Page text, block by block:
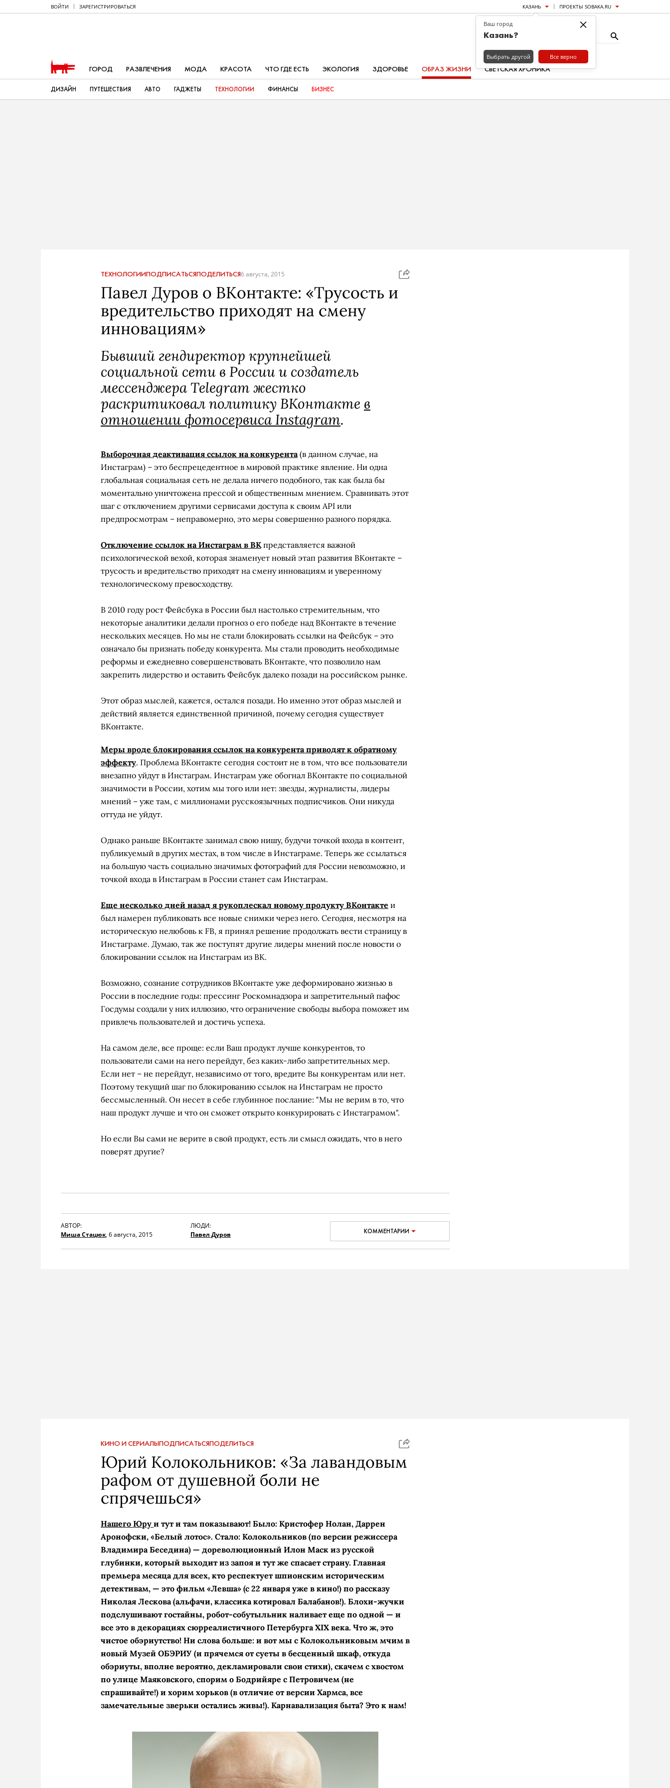
ВОЙТИ ЗАРЕГИСТРИРОВАТЬСЯ КАЗАНЬ ПРОЕКТЫ SOBAKA.RU
ГОРОД РАЗВЛЕЧЕНИЯ МОДА КРАСОТА ЧТО ГДЕ ЕСТЬ ЭКОЛОГИЯ ЗДОРОВЬЕ ОБРАЗ ЖИЗНИ СВЕТСКАЯ ХРОНИКА
ДИЗАЙН ПУТЕШЕСТВИЯ АВТО ГАДЖЕТЫ ТЕХНОЛОГИИ ФИНАНСЫ БИЗНЕС
ТЕХНОЛОГИИПОДПИСАТЬСЯПОДЕЛИТЬСЯ6 августа, 2015
Павел Дуров о ВКонтакте: «Трусость и
вредительство приходят на смену
инновациям»
Бывший гендиректор крупнейшей
социальной сети в России и создатель
мессенджера Telegram жестко
раскритиковал политику ВКонтакте в
отношении фотосервиса Instagram.
Выборочная деактивация ссылок на конкурента(в данном случае, на
Инстаграм) – это беспрецедентное в мировой практике явление. Ни одна
глобальная социальная сеть не делала ничего подобного, так как была бы
моментально уничтожена прессой и общественным мнением. Сравнивать этот
шаг с отключением другими сервисами доступа к своим API или
предпросмотрам – неправомерно, это меры совершенно разного порядка.
Отключение ссылок на Инстаграм в ВКпредставляется важной
психологической вехой, которая знаменует новый этап развития ВКонтакте –
трусость и вредительство приходят на смену инновациям и уверенному
технологическому превосходству.
В 2010 году рост Фейсбука в России был настолько стремительным, что
некоторые аналитики делали прогноз о его победе над ВКонтакте в течение
нескольких месяцев. Но мы не стали блокировать ссылки на Фейсбук – это
означало бы признать победу конкурента. Мы стали проводить необходимые
реформы и ежедневно совершенствовать ВКонтакте, что позволило нам
закрепить лидерство и оставить Фейсбук далеко позади на российском рынке.
Этот образ мыслей, кажется, остался позади. Но именно этот образ мыслей и
действий является единственной причиной, почему сегодня существует
ВКонтакте.
Меры вроде блокирования ссылок на конкурента приводят к обратному
эффекту. Проблема ВКонтакте сегодня состоит не в том, что все пользователи
внезапно уйдут в Инстаграм. Инстаграм уже обогнал ВКонтакте по социальной
значимости в России, хотим мы того или нет: звезды, журналисты, лидеры
мнений – уже там, с миллионами русскоязычных подписчиков. Они никуда
оттуда не уйдут.
Однако раньше ВКонтакте занимал свою нишу, будучи точкой входа в контент,
публикуемый в других местах, в том числе в Инстаграме. Теперь же ссылаться
на большую часть социально значимых фотографий для России невозможно, и
точкой входа в Инстаграм в России станет сам Инстаграм.
Еще несколько дней назад я рукоплескал новому продукту ВКонтакте и
был намерен публиковать все новые снимки через него. Сегодня, несмотря на
историческую нелюбовь к FB, я принял решение продолжать вести страницу в
Инстаграме. Думаю, так же поступят другие лидеры мнений после новости о
блокировании ссылок на Инстаграм из ВК.
Возможно, сознание сотрудников ВКонтакте уже деформировано жизнью в
России в последние годы: прессинг Роскомнадзора и запретительный пафос
Госдумы создали у них иллюзию, что ограничение свободы выбора поможет им
привлечь пользователей и достичь успеха.
На самом деле, все проще: если Ваш продукт лучше конкурентов, то
пользователи сами на него перейдут, без каких-либо запретительных мер.
Если нет – не перейдут, независимо от того, вредите Вы конкурентам или нет.
Поэтому текущий шаг по блокированию ссылок на Инстаграм не просто
бессмысленный. Он несет в себе глубинное послание: "Мы не верим в то, что
наш продукт лучше и что он сможет открыто конкурировать с Инстаграмом".
Но если Вы сами не верите в свой продукт, есть ли смысл ожидать, что в него
поверят другие?
АВТОР:
Миша Стацюк, 6 августа, 2015
ЛЮДИ:
Павел Дуров
КОММЕНТАРИИ
КИНО И СЕРИАЛЫПОДПИСАТЬСЯПОДЕЛИТЬСЯ
Юрий Колокольников: «За лавандовым
рафом от душевной боли не
спрячешься»
Нашего Юру и тут и там показывают! Было: Кристофер Нолан, Даррен
Аронофски, «Белый лотос». Стало: Колокольников (по версии режиссера
Владимира Беседина) — дореволюционный Илон Маск из русской
глубинки, который выходит из запоя и тут же спасает страну. Главная
премьера месяца для всех, кто респектует шпионским историческим
детективам, — это фильм «Левша» (с 22 января уже в кино!) по рассказу
Николая Лескова (альфачи, классика котировал Балабанов!). Блохи-жучки
подслушивают гостайны, робот-собутыльник наливает еще по одной — и
все это в декорациях сюрреалистичного Петербурга XIX века. Что ж, это
чистое обэриутство! Ни слова больше: и вот мы с Колокольниковым мчим в
новый Музей ОБЭРИУ (и прячемся от суеты в бесценный шкаф, откуда
обэриуты, вполне вероятно, декламировали свои стихи), скачем с хвостом
по улице Маяковского, спорим о Бодрийяре с Петровичем (не
спрашивайте!) и хорим хорьков (в отличие от версии Хармса, все
замечательные зверьки остались живы!). Карнавализация быта? Это к нам!
×
Ваш город
Казань?
Выбрать другой Все верно